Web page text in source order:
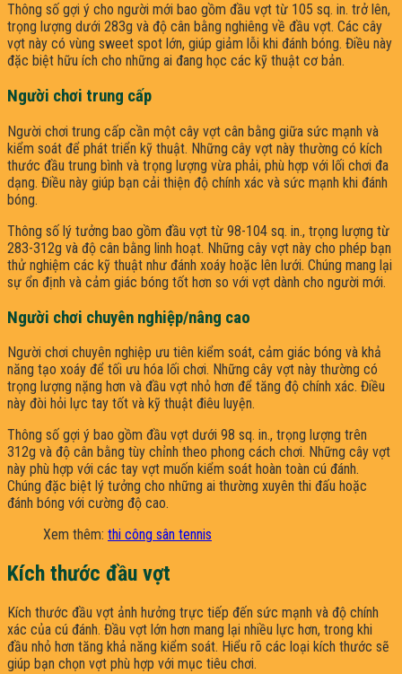
Thông số gợi ý cho người mới bao gồm đầu vợt từ 105 sq. in. trở lên,
trọng lượng dưới 283g và độ cân bằng nghiêng về đầu vợt. Các cây
vợt này có vùng sweet spot lớn, giúp giảm lỗi khi đánh bóng. Điều này
đặc biệt hữu ích cho những ai đang học các kỹ thuật cơ bản.
Người chơi trung cấp
Người chơi trung cấp cần một cây vợt cân bằng giữa sức mạnh và
kiểm soát để phát triển kỹ thuật. Những cây vợt này thường có kích
thước đầu trung bình và trọng lượng vừa phải, phù hợp với lối chơi đa
dạng. Điều này giúp bạn cải thiện độ chính xác và sức mạnh khi đánh
bóng.
Thông số lý tưởng bao gồm đầu vợt từ 98-104 sq. in., trọng lượng từ
283-312g và độ cân bằng linh hoạt. Những cây vợt này cho phép bạn
thử nghiệm các kỹ thuật như đánh xoáy hoặc lên lưới. Chúng mang lại
sự ổn định và cảm giác bóng tốt hơn so với vợt dành cho người mới.
Người chơi chuyên nghiệp/nâng cao
Người chơi chuyên nghiệp ưu tiên kiểm soát, cảm giác bóng và khả
năng tạo xoáy để tối ưu hóa lối chơi. Những cây vợt này thường có
trọng lượng nặng hơn và đầu vợt nhỏ hơn để tăng độ chính xác. Điều
này đòi hỏi lực tay tốt và kỹ thuật điêu luyện.
Thông số gợi ý bao gồm đầu vợt dưới 98 sq. in., trọng lượng trên
312g và độ cân bằng tùy chỉnh theo phong cách chơi. Những cây vợt
này phù hợp với các tay vợt muốn kiểm soát hoàn toàn cú đánh.
Chúng đặc biệt lý tưởng cho những ai thường xuyên thi đấu hoặc
đánh bóng với cường độ cao.
Xem thêm: thi công sân tennis
Kích thước đầu vợt
Kích thước đầu vợt ảnh hưởng trực tiếp đến sức mạnh và độ chính
xác của cú đánh. Đầu vợt lớn hơn mang lại nhiều lực hơn, trong khi
đầu nhỏ hơn tăng khả năng kiểm soát. Hiểu rõ các loại kích thước sẽ
giúp bạn chọn vợt phù hợp với mục tiêu chơi.